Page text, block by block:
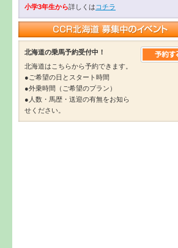
小学3年生から詳しくは コチラ
北海道の乗馬予約受付中！
北海道はこちらから予約できます。
●ご希望の日とスタート時間
●外乗時間（ご希望のプラン）
●人数・馬歴・送迎の有無をお知ら
せください。